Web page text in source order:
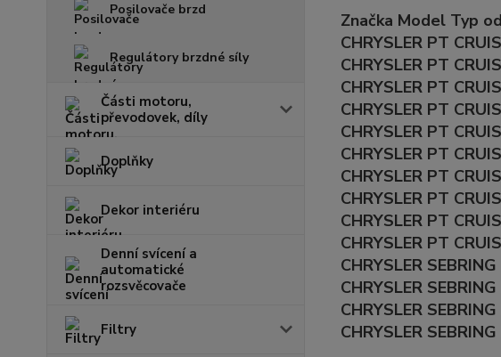
Posilovače brzd
Regulátory brzdné síly
Části motoru,
převodovek, díly
Doplňky
Dekor interiéru
Denní svícení a
automatické
rozsvěcovače
Filtry
Značka Model Typ
CHRYSLER PT
CHRYSLER PT
CHRYSLER PT
CHRYSLER PT
CHRYSLER PT
CHRYSLER PT
CHRYSLER PT
CHRYSLER PT
CHRYSLER PT
CHRYSLER PT
CHRYSLER
CHRYSLER
CHRYSLER
CHRYSLER